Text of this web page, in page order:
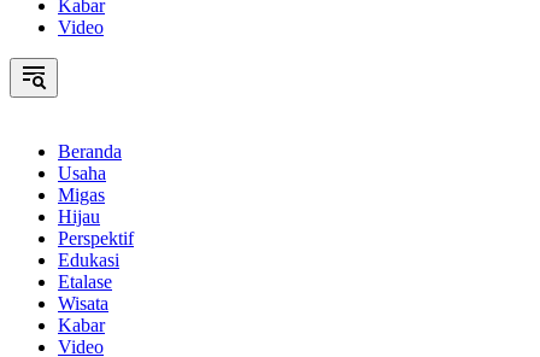
Kabar
Video
Beranda
Usaha
Migas
Hijau
Perspektif
Edukasi
Etalase
Wisata
Kabar
Video